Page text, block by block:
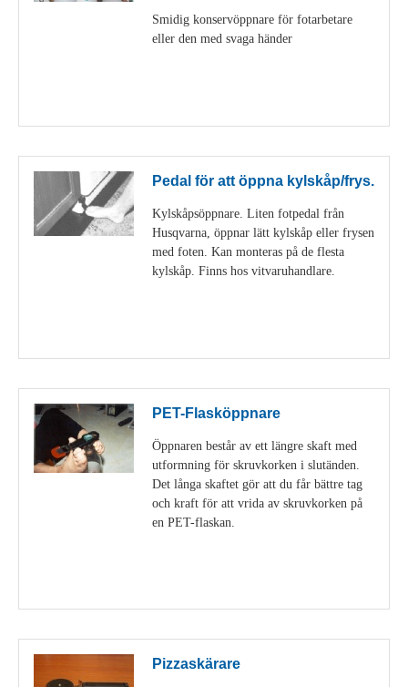
Smidig konservöppnare för fotarbetare
eller den med svaga händer
Pedal för att öppna kylskåp/frys.
Kylskåpsöppnare. Liten fotpedal från
Husqvarna, öppnar lätt kylskåp eller frysen
med foten. Kan monteras på de flesta
kylskåp. Finns hos vitvaruhandlare.
PET-Flasköppnare
Öppnaren består av ett längre skaft med
utformning för skruvkorken i slutänden.
Det långa skaftet gör att du får bättre tag
och kraft för att vrida av skruvkorken på
en PET-flaskan.
Pizzaskärare